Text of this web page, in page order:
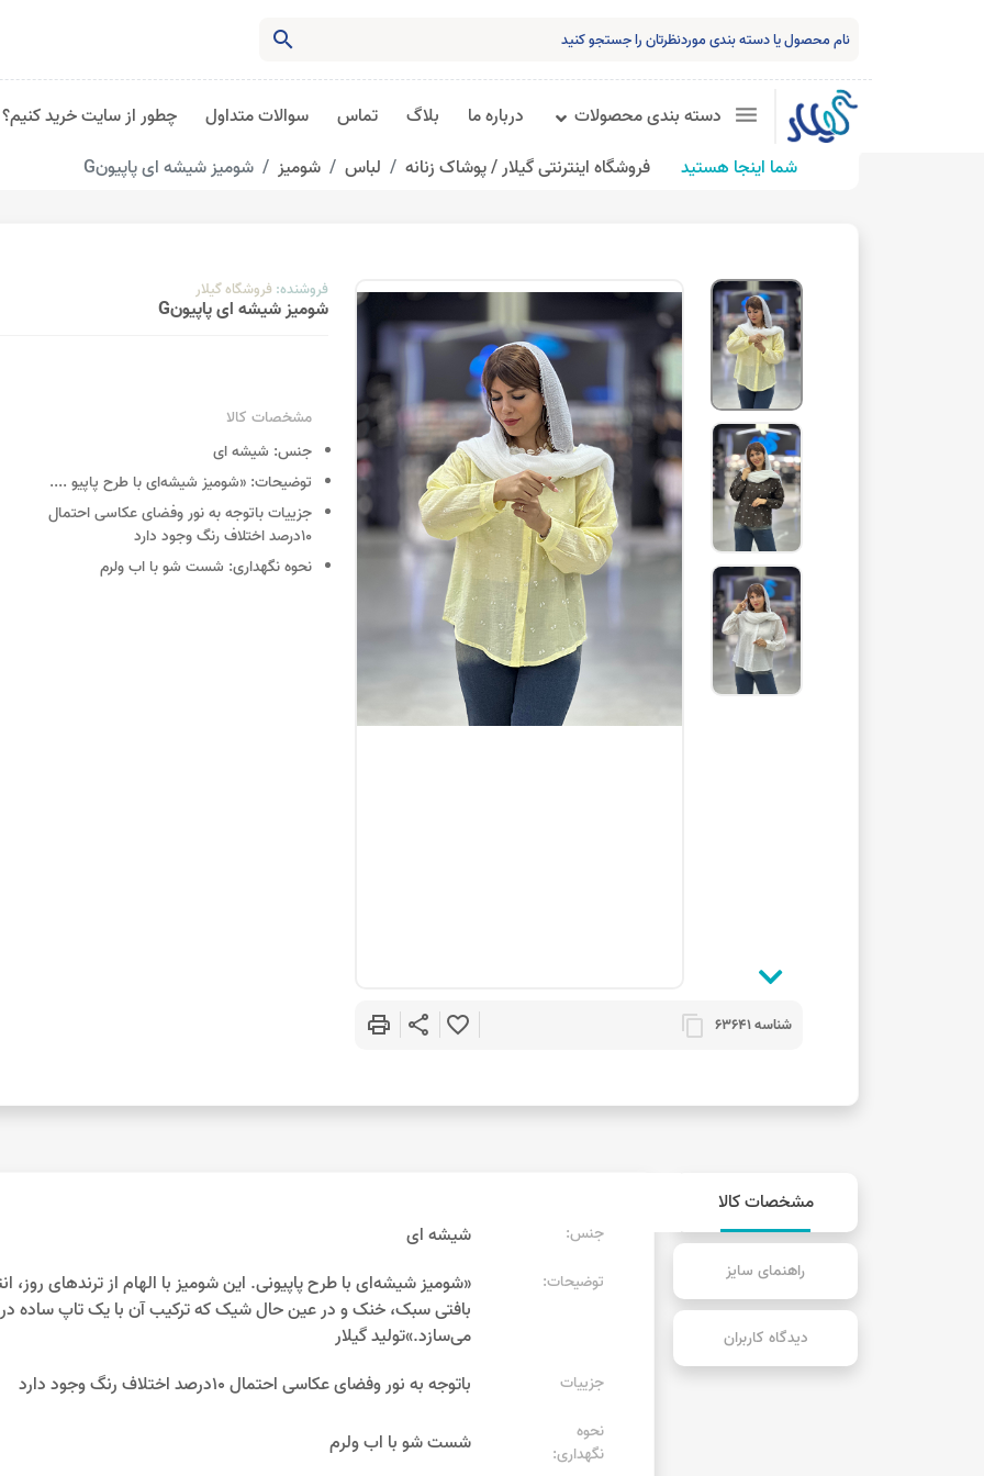
search
دسته بندی محصولات درباره ما بلاگ تماس سوالات متداول چطور از سایت خرید کنیم؟
شما اینجا هستید
فروشگاه اینترنتی گیلار /پوشاک زنانه لباس شومیز شومیز شیشه ای پاپیونG
شناسه 63641 content_copy
favorite_border
share
print
فروشنده: فروشگاه گیلار
شومیز شیشه ای پاپیونG
مشخصات کالا
جنس: شیشه ای
توضیحات: «شومیز شیشه‌ای با طرح پاپیو ....
جزییاتباتوجه به نور وفضای عکاسی احتمال
10درصد اختلاف رنگ وجود دارد
نحوه نگهداری: شست شو با اب ولرم
مشخصات کالا
راهنمای سایز
دیدگاه کاربران
جنس: شیشه ای
توضیحات:
«شومیز شیشه‌ای با طرح پاپیونی. این شومیز با الهام از ترندهای روز،
بافتی سبک، خنک و در عین حال شیک که ترکیب آن با یک تاپ ساده در
می‌سازد.»تولید گیلار
جزییات باتوجه به نور وفضای عکاسی احتمال 10درصد اختلاف رنگ وجود دارد
نحوه
نگهداری:
شست شو با اب ولرم